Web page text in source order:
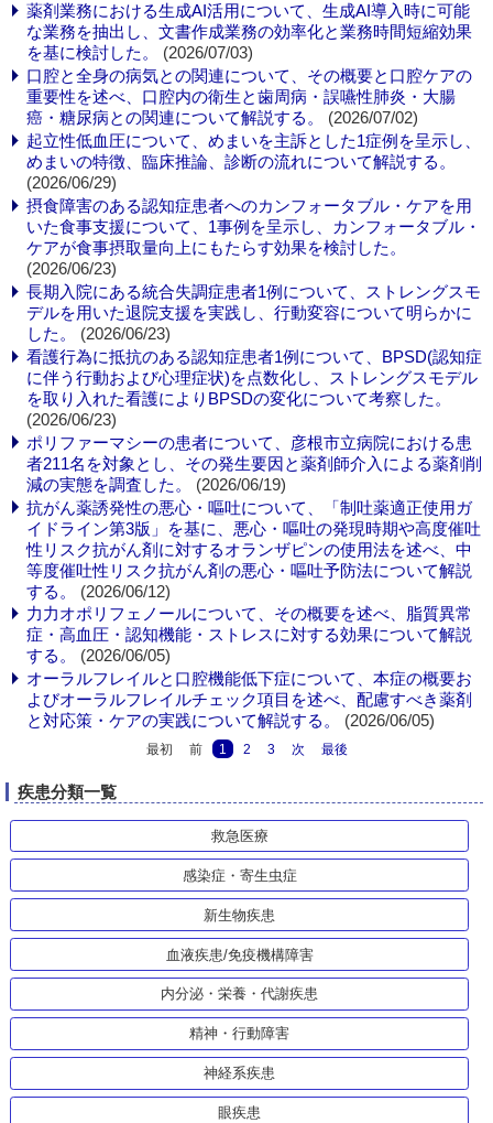
薬剤業務における生成AI活用について、生成AI導入時に可能
な業務を抽出し、文書作成業務の効率化と業務時間短縮効果
を基に検討した。
(2026/07/03)
口腔と全身の病気との関連について、その概要と口腔ケアの
重要性を述べ、口腔内の衛生と歯周病・誤嚥性肺炎・大腸
癌・糖尿病との関連について解説する。
(2026/07/02)
起立性低血圧について、めまいを主訴とした1症例を呈示し、
めまいの特徴、臨床推論、診断の流れについて解説する。
(2026/06/29)
摂食障害のある認知症患者へのカンフォータブル・ケアを用
いた食事支援について、1事例を呈示し、カンフォータブル・
ケアが食事摂取量向上にもたらす効果を検討した。
(2026/06/23)
長期入院にある統合失調症患者1例について、ストレングスモ
デルを用いた退院支援を実践し、行動変容について明らかに
した。
(2026/06/23)
看護行為に抵抗のある認知症患者1例について、BPSD(認知症
に伴う行動および心理症状)を点数化し、ストレングスモデル
を取り入れた看護によりBPSDの変化について考察した。
(2026/06/23)
ポリファーマシーの患者について、彦根市立病院における患
者211名を対象とし、その発生要因と薬剤師介入による薬剤削
減の実態を調査した。
(2026/06/19)
抗がん薬誘発性の悪心・嘔吐について、「制吐薬適正使用ガ
イドライン第3版」を基に、悪心・嘔吐の発現時期や高度催吐
性リスク抗がん剤に対するオランザピンの使用法を述べ、中
等度催吐性リスク抗がん剤の悪心・嘔吐予防法について解説
する。
(2026/06/12)
力力オポリフェノールについて、その概要を述べ、脂質異常
症・高血圧・認知機能・ストレスに対する効果について解説
する。
(2026/06/05)
オーラルフレイルと口腔機能低下症について、本症の概要お
よびオーラルフレイルチェック項目を述べ、配慮すべき薬剤
と対応策・ケアの実践について解説する。
(2026/06/05)
最初 前 1 2 3 次 最後
疾患分類一覧
救急医療
感染症・寄生虫症
新生物疾患
血液疾患/免疫機構障害
内分泌・栄養・代謝疾患
精神・行動障害
神経系疾患
眼疾患